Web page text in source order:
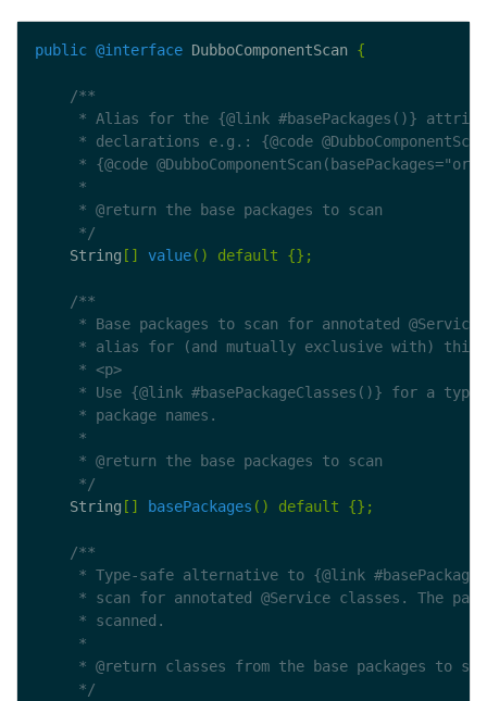
public @interface DubboComponentScan {
     */
    String
[] value() default {};
     */
    String
[] basePackages () default {};
     */